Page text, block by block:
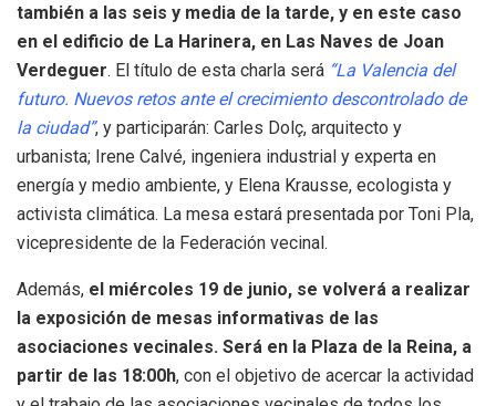
también a las seis y media de la tarde, y en este caso
en el edificio de La Harinera, en Las Naves de Joan
Verdeguer. El título de esta charla será “La Valencia del
futuro. Nuevos retos ante el crecimiento descontrolado de
la ciudad”, y participarán: Carles Dolç, arquitecto y
urbanista; Irene Calvé, ingeniera industrial y experta en
energía y medio ambiente, y Elena Krausse, ecologista y
activista climática. La mesa estará presentada por Toni Pla,
vicepresidente de la Federación vecinal.
Además, el miércoles 19 de junio, se volverá a realizar
la exposición de mesas informativas de las
asociaciones vecinales. Será en la Plaza de la Reina, a
partir de las 18:00h, con el objetivo de acercar la actividad